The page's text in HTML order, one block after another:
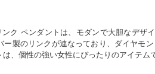
ク ペンダントは、モダンで大胆なデザ
ー製のリンクが連なっており、ダイヤモ
、個性の強い女性にぴったりのアイテム